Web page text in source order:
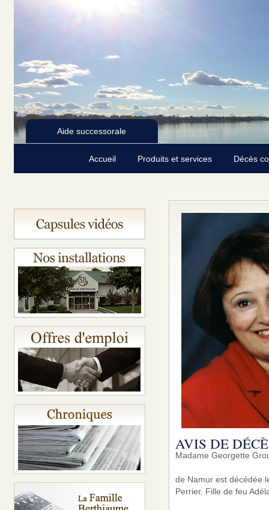
Aide successorale
Accueil Produits et services Décès
AVIS DE
Madame Georgette
de Namur est décédée
Perrier. Fille de feu